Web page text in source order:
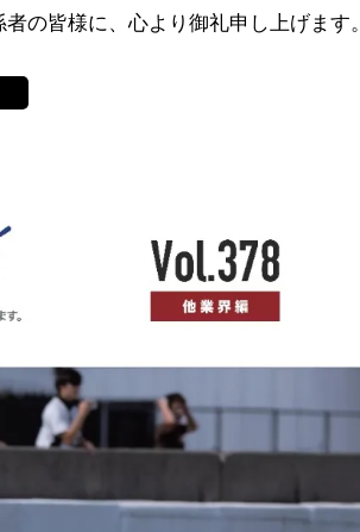
の皆様に、心より御礼申し上げます。